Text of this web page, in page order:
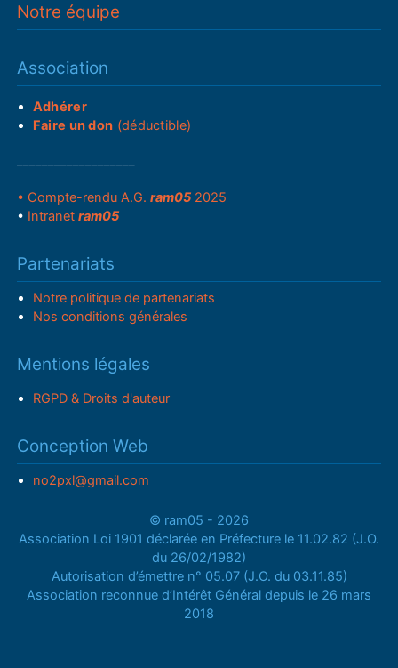
Notre équipe
Association
Adhérer
Faire un don (déductible)
• Compte-rendu A.G.ram05 2025
• Intranetram05
Partenariats
Notre politique de partenariats
Nos conditions générales
Mentions légales
RGPD & Droits d'auteur
Conception Web
no2pxl@gmail.com
© ram05 - 2026
Association Loi 1901 déclarée en Préfecture le 11.02.82 (J.O.
du 26/02/1982)
Autorisation d’émettre n° 05.07 (J.O. du 03.11.85)
Association reconnue d’Intérêt Général depuis le 26 mars
2018